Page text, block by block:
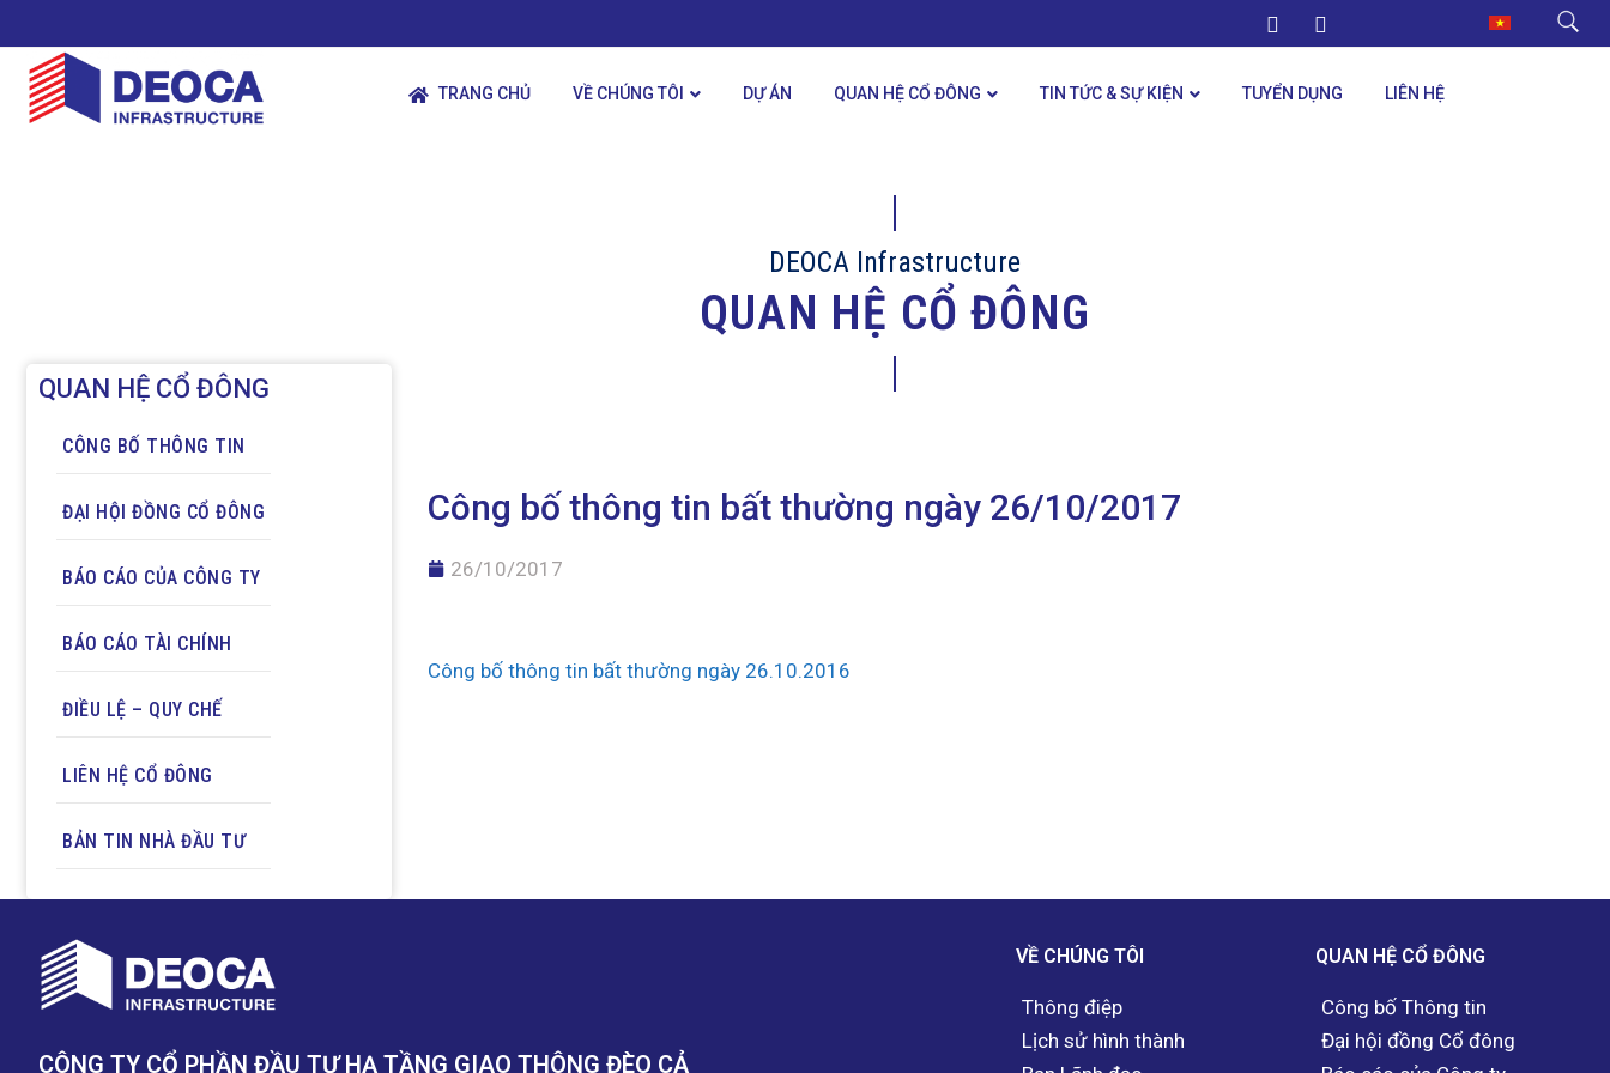
TRANG CHỦ VỀ CHÚNG TÔI DỰ ÁN QUAN HỆ CỔ ĐÔNG TIN TỨC & SỰ KIỆN TUYỂN DỤNG LIÊN HỆ
DEOCA Infrastructure
QUAN HỆ CỔ ĐÔNG
QUAN HỆ CỔ ĐÔNG
CÔNG BỐ THÔNG TIN
ĐẠI HỘI ĐỒNG CỔ ĐÔNG
BÁO CÁO CỦA CÔNG TY
BÁO CÁO TÀI CHÍNH
ĐIỀU LỆ – QUY CHẾ
LIÊN HỆ CỔ ĐÔNG
BẢN TIN NHÀ ĐẦU TƯ
Công bố thông tin bất thường ngày 26/10/2017
26/10/2017
Công bố thông tin bất thường ngày 26.10.2016
CÔNG TY CỔ PHẦN ĐẦU TƯ HẠ TẦNG GIAO THÔNG ĐÈO CẢ
VỀ CHÚNG TÔI
Thông điệp
Lịch sử hình thành
QUAN HỆ CỔ ĐÔNG
Công bố Thông tin
Đại hội đồng Cổ đông